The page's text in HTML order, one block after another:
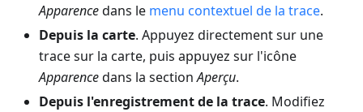
Apparencedans le menu contextuel de la trace.
Depuis la carte. Appuyez directement sur une
trace sur la carte, puis appuyez sur l'icône
Apparencedans la sectionAperçu.
Depuis l'enregistrement de la trace. Modifiez